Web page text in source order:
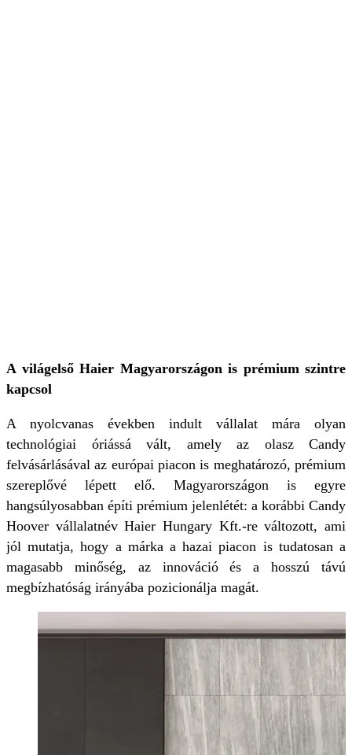
A világelső Haier Magyarországon is prémium szintre
kapcsol
A nyolcvanas években indult vállalat mára olyan
technológiai óriássá vált, amely az olasz Candy
felvásárlásával az európai piacon is meghatározó, prémium
szereplővé lépett elő. Magyarországon is egyre
hangsúlyosabban építi prémium jelenlétét: a korábbi Candy
Hoover vállalatnév Haier Hungary Kft.-re változott, ami
jól mutatja, hogy a márka a hazai piacon is tudatosan a
magasabb minőség, az innováció és a hosszú távú
megbízhatóság irányába pozicionálja magát.